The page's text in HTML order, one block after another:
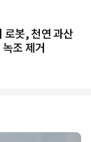
로봇, 천연 과산
조 제거